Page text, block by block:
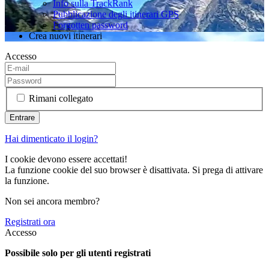
Info sulla TrackRank
Pubblicazione degli itinerari GPS
Forgotten password
Crea nuovi itinerari
Accesso
Rimani collegato
Hai dimenticato il login?
I cookie devono essere accettati!
La funzione cookie del suo browser è disattivata. Si prega di attivare
la funzione.
Non sei ancora membro?
Registrati ora
Accesso
Possibile solo per gli utenti registrati